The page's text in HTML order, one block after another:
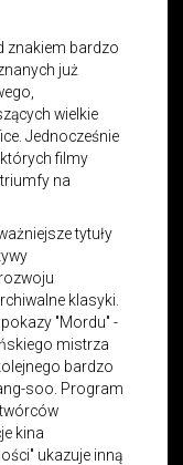
znakiem bardzo
już
wielkie
Jednocześnie
filmy
na
tytuły
klasyki.
"Mordu" -
mistrza
bardzo
soo. Program
kina
ukazuje inną